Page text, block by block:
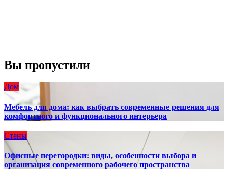
Вы пропустили
Дом
Мебель для дома: как выбрать современные решения для
комфортного и функционального интерьера
Стены
Офисные перегородки: виды, особенности выбора и
организация современного рабочего пространства